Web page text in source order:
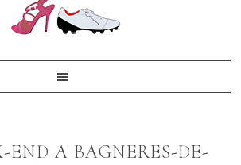
END A BAGNERES-DE-